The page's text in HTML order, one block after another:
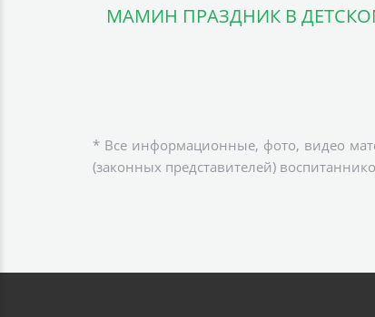
МАМИН ПРАЗДНИК В
* Все информационные, фото, видео
(законных представителей)